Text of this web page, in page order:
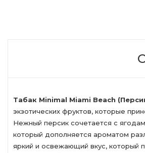
Табак Minimal Miami Beach
экзотических фруктов, которые
Нежный персик сочетается с
который дополняется ароматом
яркий и освежающий вкус, который